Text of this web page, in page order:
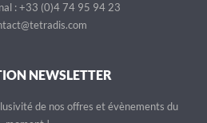
: +33 (0)4 74 95 94 23
NEWSLETTER
de nos offres et évènements du